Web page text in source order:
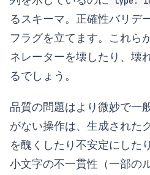
るスキーマ。正確性バリデ
フラグを立てます。これら
ネレーターを壊したり、壊
るでしょう。
品質の問題はより微妙で一
がない操作は、生成された
を醜くしたり不安定にした
小文字の不一貫性（一部の